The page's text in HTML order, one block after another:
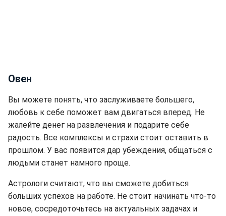
Овен
Вы можете понять, что заслуживаете большего,
любовь к себе поможет вам двигаться вперед. Не
жалейте денег на развлечения и подарите себе
радость. Все комплексы и страхи стоит оставить в
прошлом. У вас появится дар убеждения, общаться с
людьми станет намного проще.
Астрологи считают, что вы сможете добиться
больших успехов на работе. Не стоит начинать что-то
новое, сосредоточьтесь на актуальных задачах и